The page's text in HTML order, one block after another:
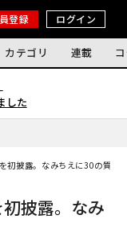
登録 ログイン
カテゴリ 連載
した
初披露。なみちえに30の質問
披露。なみ